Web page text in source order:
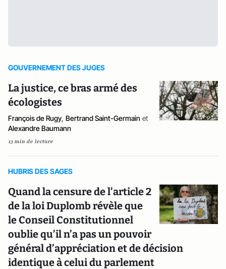
GOUVERNEMENT DES JUGES
La justice, ce bras armé des
écologistes
François de Rugy, Bertrand Saint-Germain et
Alexandre Baumann
13 min de lecture
HUBRIS DES SAGES
Quand la censure de l’article 2
de la loi Duplomb révèle que
le Conseil Constitutionnel
oublie qu’il n’a pas un pouvoir
général d’appréciation et de décision
identique à celui du parlement